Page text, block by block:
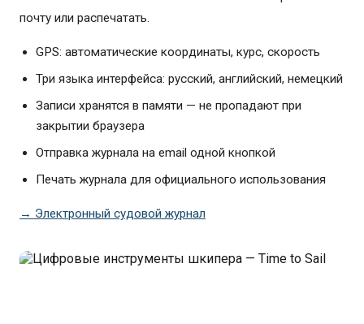
почту или распечатать.
GPS: автоматические координаты, курс, скорость
Три языка интерфейса: русский, английский, немецкий
Записи хранятся в памяти — не пропадают при
закрытии браузера
Отправка журнала на email одной кнопкой
Печать журнала для официального использования
→ Электронный судовой журнал